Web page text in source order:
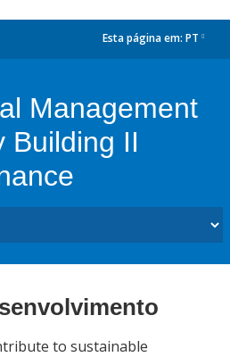
Esta página em: PT
Management
Building II
to sustainable